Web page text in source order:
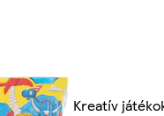
Kreatív